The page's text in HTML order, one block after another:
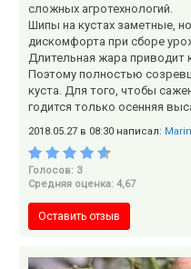
сложных агротехнологий.
Шипы на кустах заметные,
дискомфорта при сборе
Длительная жара приводит
Поэтому полностью
куста. Для того, чтобы
годится только осенняя
2018.05.27 в 08:30 написал:
Голосов: 3
Средняя оценка: 4,67
Оставить отзыв